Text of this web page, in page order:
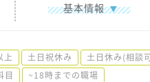
基本情報
上 土日祝休み 土日休み(相談
目 ~18時までの職場